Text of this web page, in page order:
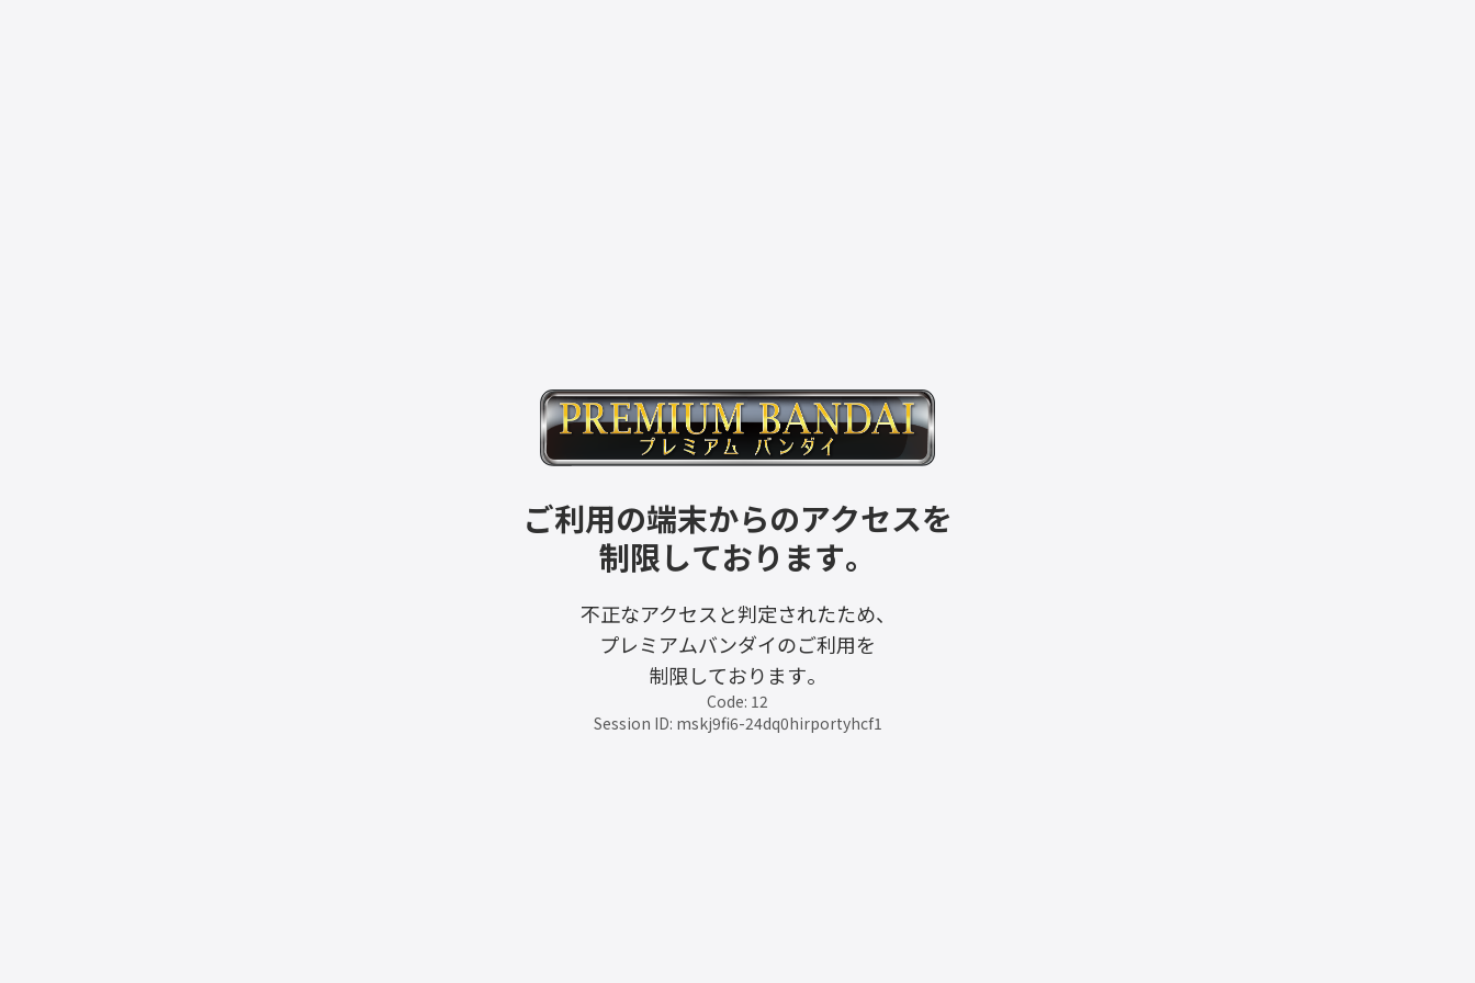
ご利用の端末からのアクセスを
制限しております。
不正なアクセスと判定されたため、
プレミアムバンダイのご利用を
制限しております。
Code: 12
Session ID: mskj9fi6-24dq0hirportyhcf1